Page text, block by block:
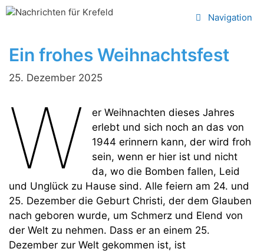
Zum
Navigation
Ein frohes Weihnachtsfest
25. Dezember 2025
W
er Weihnachten dieses Jahres
erlebt und sich noch an das von
1944 erinnern kann, der wird froh
sein, wenn er hier ist und nicht
da, wo die Bomben fallen, Leid
und Unglück zu Hause sind. Alle feiern am 24. und
25. Dezember die Geburt Christi, der dem Glauben
nach geboren wurde, um Schmerz und Elend von
der Welt zu nehmen. Dass er an einem 25.
Dezember zur Welt gekommen ist, ist